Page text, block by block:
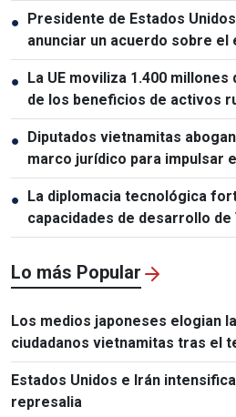
● Presidente de Estados
anunciar un acuerdo sobre
las próximas 48 horas
● La UE moviliza 1.400
de los beneficios de activos
apoyar a Ucrania
● Diputados vietnamitas
marco jurídico para impulsar
económico
● La diplomacia tecnológica
capacidades de desarrollo de
Lo más Popular
Los medios japoneses elogian
ciudadanos vietnamitas tras el
Kumamoto
Estados Unidos e Irán
represalia